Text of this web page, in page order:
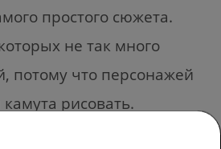
простого сюжета.
не так много
потому что персонажей
рисовать.